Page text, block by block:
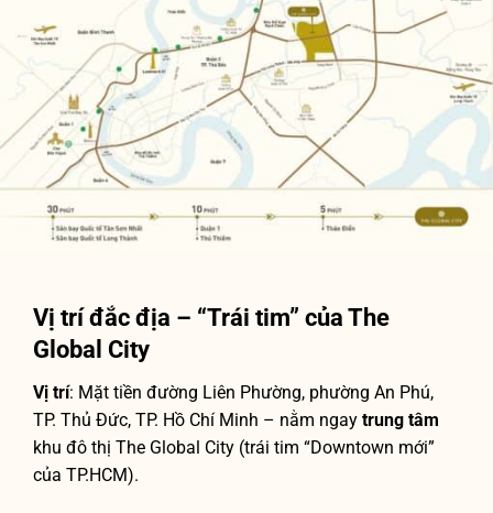
Vị trí đắc địa – “Trái tim” của The
Global City
Vị trí: Mặt tiền đường Liên Phường, phường An Phú,
TP. Thủ Đức, TP. Hồ Chí Minh – nằm ngay trung tâm
khu đô thị The Global City (trái tim “Downtown mới”
của TP.HCM).